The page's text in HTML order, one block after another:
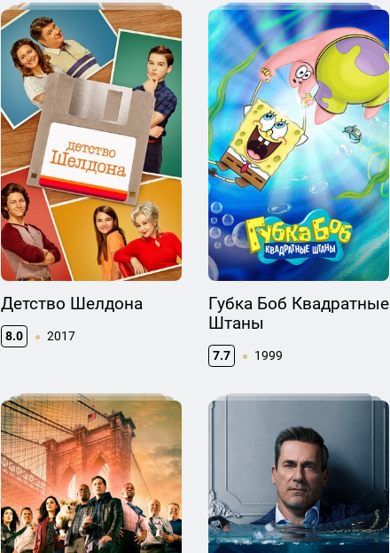
Детство Шелдона
8.0 2017
Губка Боб Квадратные
Штаны
7.7 1999